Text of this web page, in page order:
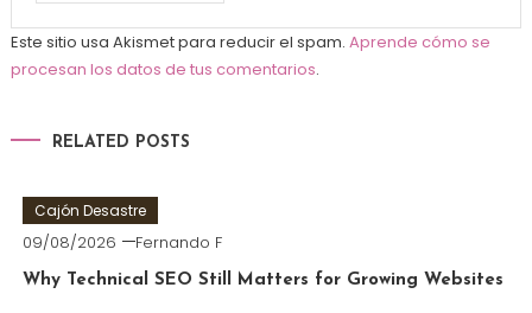
Este sitio usa Akismet para reducir el spam. Aprende cómo se
procesan los datos de tus comentarios.
RELATED POSTS
Cajón Desastre
09/08/2026 Fernando F
Why Technical SEO Still Matters for Growing Websites